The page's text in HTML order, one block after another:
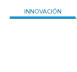
INNOVACIÓN